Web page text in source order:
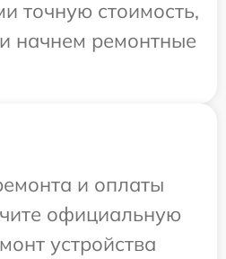
точную стоимость,
начнем ремонтные
и оплаты
официальную
устройства